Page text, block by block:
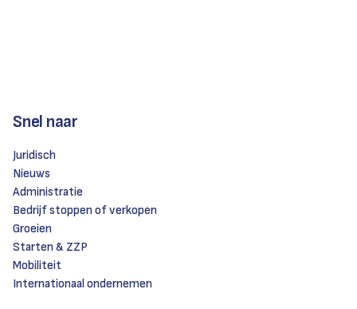
Snel naar
Juridisch
Nieuws
Administratie
Bedrijf stoppen of verkopen
Groeien
Starten & ZZP
Mobiliteit
Internationaal ondernemen